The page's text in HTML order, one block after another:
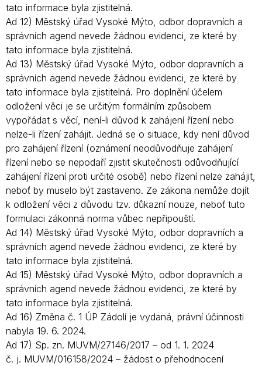
tato informace byla zjistitelná.
Ad 12) Městský úřad Vysoké Mýto, odbor dopravních a
správních agend nevede žádnou evidenci, ze které by
tato informace byla zjistitelná.
Ad 13) Městský úřad Vysoké Mýto, odbor dopravních a
správních agend nevede žádnou evidenci, ze které by
tato informace byla zjistitelná. Pro doplnění účelem
odložení věci je se určitým formálním způsobem
vypořádat s věcí, není-li důvod k zahájení řízení nebo
nelze-li řízení zahájit. Jedná se o situace, kdy není důvod
pro zahájení řízení (oznámení neodůvodňuje zahájení
řízení nebo se nepodaří zjistit skutečnosti odůvodňující
zahájení řízení proti určité osobě) nebo řízení nelze zahájit,
neboť by muselo být zastaveno. Ze zákona nemůže dojít
k odložení věci z důvodu tzv. důkazní nouze, neboť tuto
formulaci zákonná norma vůbec nepřipouští.
Ad 14) Městský úřad Vysoké Mýto, odbor dopravních a
správních agend nevede žádnou evidenci, ze které by
tato informace byla zjistitelná.
Ad 15) Městský úřad Vysoké Mýto, odbor dopravních a
správních agend nevede žádnou evidenci, ze které by
tato informace byla zjistitelná.
Ad 16) Změna č. 1 ÚP Zádolí je vydaná, právní účinnosti
nabyla 19. 6. 2024.
Ad 17) Sp. zn. MUVM/27146/2017 – od 1. 1. 2024
č. j. MUVM/016158/2024 – žádost o přehodnocení